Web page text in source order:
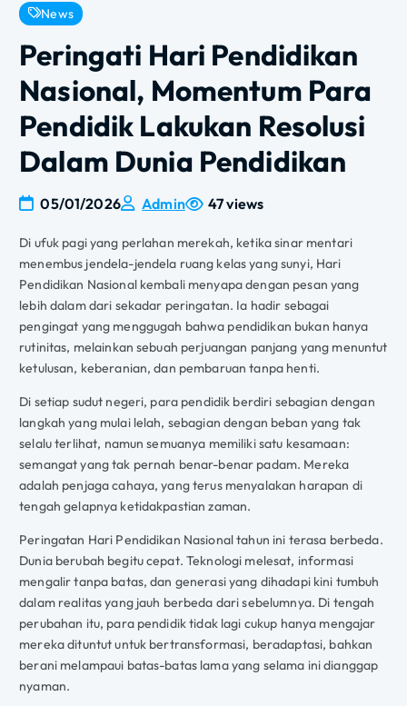
News
Peringati Hari Pendidikan
Nasional, Momentum Para
Pendidik Lakukan Resolusi
Dalam Dunia Pendidikan
05/01/2026 Admin 47 views
Di ufuk pagi yang perlahan merekah, ketika sinar mentari
menembus jendela-jendela ruang kelas yang sunyi, Hari
Pendidikan Nasional kembali menyapa dengan pesan yang
lebih dalam dari sekadar peringatan. Ia hadir sebagai
pengingat yang menggugah bahwa pendidikan bukan hanya
rutinitas, melainkan sebuah perjuangan panjang yang menuntut
ketulusan, keberanian, dan pembaruan tanpa henti.
Di setiap sudut negeri, para pendidik berdiri sebagian dengan
langkah yang mulai lelah, sebagian dengan beban yang tak
selalu terlihat, namun semuanya memiliki satu kesamaan:
semangat yang tak pernah benar-benar padam. Mereka
adalah penjaga cahaya, yang terus menyalakan harapan di
tengah gelapnya ketidakpastian zaman.
Peringatan Hari Pendidikan Nasional tahun ini terasa berbeda.
Dunia berubah begitu cepat. Teknologi melesat, informasi
mengalir tanpa batas, dan generasi yang dihadapi kini tumbuh
dalam realitas yang jauh berbeda dari sebelumnya. Di tengah
perubahan itu, para pendidik tidak lagi cukup hanya mengajar
mereka dituntut untuk bertransformasi, beradaptasi, bahkan
berani melampaui batas-batas lama yang selama ini dianggap
nyaman.